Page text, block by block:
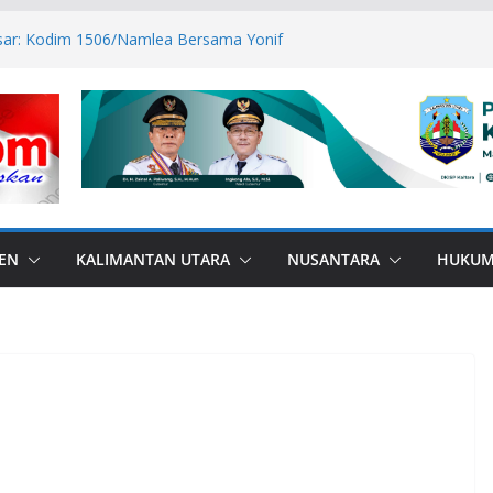
Kodim 1506/Namlea Bersama Yonif
Canangkan BSPS 2026, 916
Dapat Bantuan
di Perbatasan, Bupati Nunukan
Bullying
ASN Tetap Dibayarkan
RI–Malaysia Pulau Sebatik
KALIMANTAN UTARA NUSANTARA